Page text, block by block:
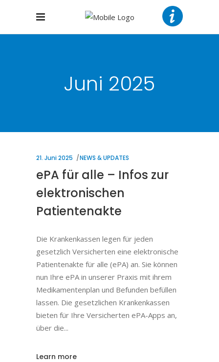
Juni 2025
21. Juni 2025 NEWS & UPDATES
ePA für alle – Infos zur
elektronischen
Patientenakte
Die Krankenkassen legen für jeden
gesetzlich Versicherten eine elektronische
Patientenakte für alle (ePA) an. Sie können
nun Ihre ePA in unserer Praxis mit ihrem
Medikamentenplan und Befunden befüllen
lassen. Die gesetzlichen Krankenkassen
bieten für Ihre Versicherten ePA-Apps an,
über die
Learn more